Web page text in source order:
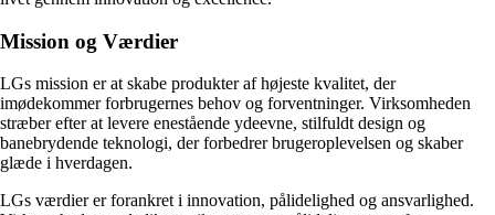
Mission og Værdier
LGs mission er at skabe produkter af højeste kvalitet, der
imødekommer forbrugernes behov og forventninger. Virksomheden
stræber efter at levere enestående ydeevne, stilfuldt design og
banebrydende teknologi, der forbedrer brugeroplevelsen og skaber
glæde i hverdagen.
LGs værdier er forankret i innovation, pålidelighed og ansvarlighed.